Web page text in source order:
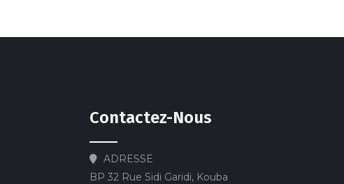
Contactez-Nous
ADRESSE
BP 32 Rue Sidi Garidi, Kouba